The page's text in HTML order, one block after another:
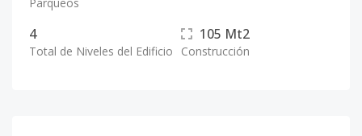
4
Total de Niveles del Edificio
105 Mt2
Construcción